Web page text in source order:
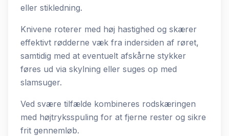
eller stikledning.
Knivene roterer med høj hastighed og skærer
effektivt rødderne væk fra indersiden af røret,
samtidig med at eventuelt afskårne stykker
føres ud via skylning eller suges op med
slamsuger.
Ved svære tilfælde kombineres rodskæringen
med højtryksspuling for at fjerne rester og sikre
frit gennemløb.